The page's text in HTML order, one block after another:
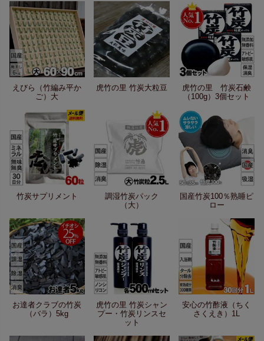
えびら（竹編み平か
ご）大
虎竹の里 竹炭大粒豆
虎竹の里 竹炭石鹸
（100g）3個セット
竹炭サプリメント
調湿竹炭パック
（大）
国産竹炭100％熟睡ピ
ロー
お達者クラブの竹炭
（バラ）5kg
虎竹の里 竹炭シャン
プー・竹炭リンスセ
ット
安心の竹酢液（ちく
さくえき）1L